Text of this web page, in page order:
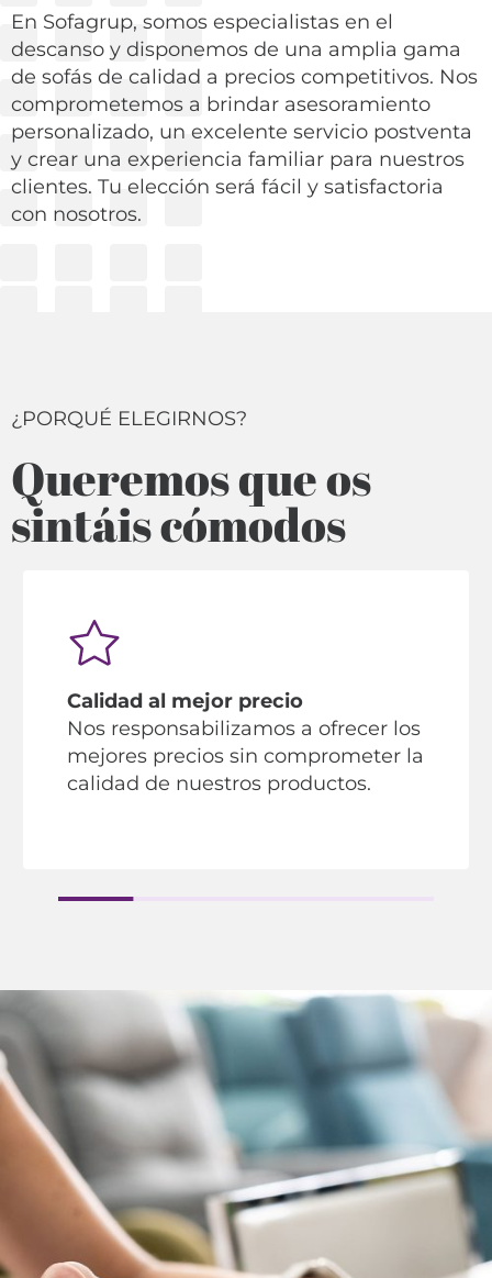
En Sofagrup, somos especialistas en el
descanso y disponemos de una amplia gama
de sofás de calidad a precios competitivos. Nos
comprometemos a brindar asesoramiento
personalizado, un excelente servicio postventa
y crear una experiencia familiar para nuestros
clientes. Tu elección será fácil y satisfactoria
con nosotros.
¿PORQUÉ ELEGIRNOS?
Queremos que os
sintáis cómodos
Calidad al mejor precio
Nos responsabilizamos a ofrecer los
mejores precios sin comprometer la
calidad de nuestros productos.